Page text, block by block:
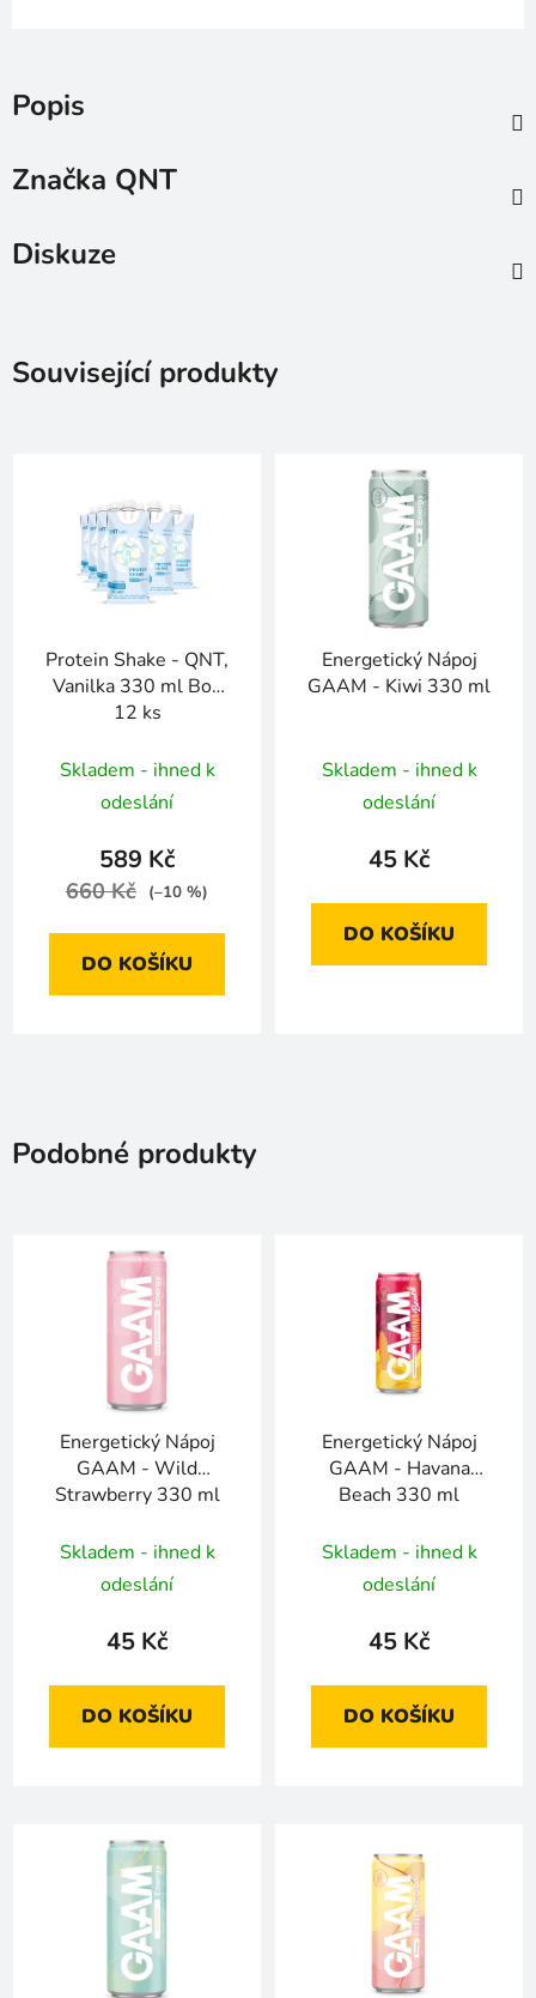
Popis
Značka QNT
Diskuze
Související produkty
Protein Shake - QNT,
Vanilka 330 ml Box
12 ks
Skladem - ihned k
odeslání
589 Kč
660 Kč (–10 %)
DO KOŠÍKU
Energetický Nápoj
GAAM - Kiwi 330 ml
Skladem - ihned k
odeslání
45 Kč
DO KOŠÍKU
Podobné produkty
Energetický Nápoj
GAAM - Wild
Strawberry 330 ml
Skladem - ihned k
odeslání
45 Kč
DO KOŠÍKU
Energetický Nápoj
GAAM - Havana
Beach 330 ml
Skladem - ihned k
odeslání
45 Kč
DO KOŠÍKU